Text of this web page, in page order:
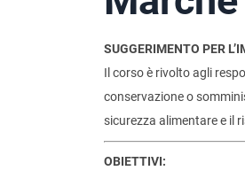
SUGGERIMENTO PER
Il corso è rivolto agli
conservazione o
sicurezza alimentare e il
OBIETTIVI: